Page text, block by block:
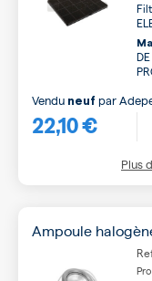
22,10 €
Vendu neuf par
Plus
Ampoule